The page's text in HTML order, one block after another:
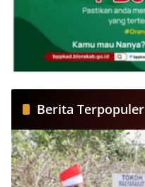
Berita Terpopuler